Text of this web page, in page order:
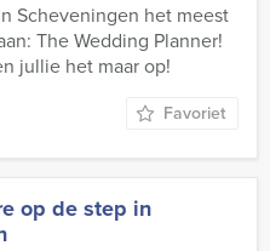
Scheveningen het meest
The Wedding Planner!
jullie het maar op!
Favoriet
op de step in